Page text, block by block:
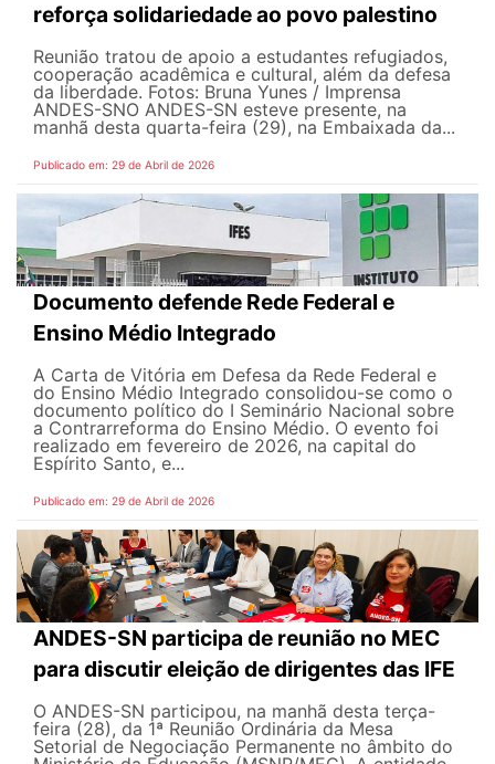
reforça solidariedade ao povo palestino
Reunião tratou de apoio a estudantes refugiados,
cooperação acadêmica e cultural, além da defesa
da liberdade. Fotos: Bruna Yunes / Imprensa
ANDES-SN​​​ O ANDES-SN esteve presente, na
manhã desta quarta-feira (29), na Embaixada da...
Publicado em: 29 de Abril de 2026
Documento defende Rede Federal e
Ensino Médio Integrado
A Carta de Vitória em Defesa da Rede Federal e
do Ensino Médio Integrado consolidou-se como o
documento político do I Seminário Nacional sobre
a Contrarreforma do Ensino Médio. O evento foi
realizado em fevereiro de 2026, na capital do
Espírito Santo, e...
Publicado em: 29 de Abril de 2026
ANDES-SN participa de reunião no MEC
para discutir eleição de dirigentes das IFE
O ANDES-SN participou, na manhã desta terça-
feira (28), da 1ª Reunião Ordinária da Mesa
Setorial de Negociação Permanente no âmbito do